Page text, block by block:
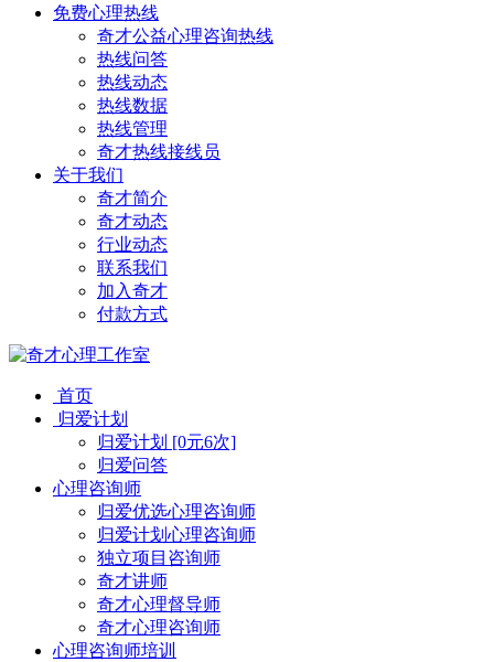
免费心理热线
奇才公益心理咨询热线
热线问答
热线动态
热线数据
热线管理
奇才热线接线员
关于我们
奇才简介
奇才动态
行业动态
联系我们
加入奇才
付款方式
首页
归爱计划
归爱计划 [0元6次]
归爱问答
心理咨询师
归爱优选心理咨询师
归爱计划心理咨询师
独立项目咨询师
奇才讲师
奇才心理督导师
奇才心理咨询师
心理咨询师培训